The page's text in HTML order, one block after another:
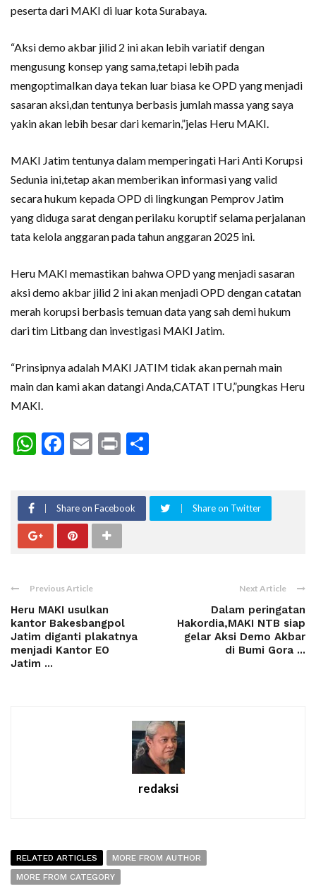
peserta dari MAKI di luar kota Surabaya.
“Aksi demo akbar jilid 2 ini akan lebih variatif dengan
mengusung konsep yang sama,tetapi lebih pada
mengoptimalkan daya tekan luar biasa ke OPD yang menjadi
sasaran aksi,dan tentunya berbasis jumlah massa yang saya
yakin akan lebih besar dari kemarin,”jelas Heru MAKI.
MAKI Jatim tentunya dalam memperingati Hari Anti Korupsi
Sedunia ini,tetap akan memberikan informasi yang valid
secara hukum kepada OPD di lingkungan Pemprov Jatim
yang diduga sarat dengan perilaku koruptif selama perjalanan
tata kelola anggaran pada tahun anggaran 2025 ini.
Heru MAKI memastikan bahwa OPD yang menjadi sasaran
aksi demo akbar jilid 2 ini akan menjadi OPD dengan catatan
merah korupsi berbasis temuan data yang sah demi hukum
dari tim Litbang dan investigasi MAKI Jatim.
“Prinsipnya adalah MAKI JATIM tidak akan pernah main
main dan kami akan datangi Anda,CATAT ITU,”pungkas Heru
MAKI.
WhatsApp
Facebook
Email
Print
Share on Facebook Share on Twitter
Previous Article
Heru MAKI usulkan
kantor Bakesbangpol
Jatim diganti plakatnya
menjadi Kantor EO
Jatim ...
Next Article
Dalam peringatan
Hakordia,MAKI NTB siap
gelar Aksi Demo Akbar
di Bumi Gora ...
redaksi
RELATED ARTICLES
MORE FROM AUTHOR
MORE FROM CATEGORY